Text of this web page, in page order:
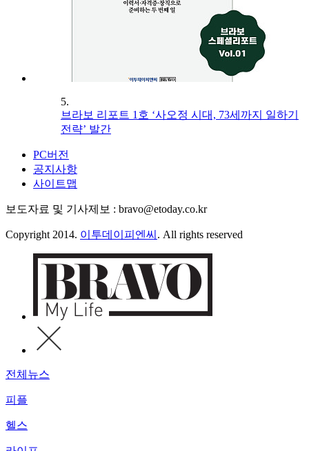
5.
브라보 리포트 1호 ‘사오정 시대, 73세까지 일하기
전략’ 발간
PC버전
공지사항
사이트맵
보도자료 및 기사제보 : bravo@etoday.co.kr
Copyright 2014. 이투데이피엔씨 . All rights reserved
전체뉴스
피플
헬스